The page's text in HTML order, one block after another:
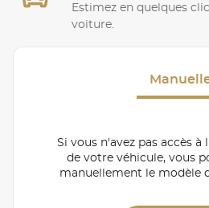
Estimez en quelques
voiture.
Si vous n'avez pas accès
de votre véhicule, vous
manuellement le modèle